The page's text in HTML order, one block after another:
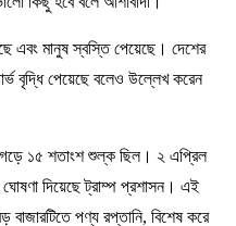
এবং মানুষ স্বস্তি পেয়েছে। দেশের
বৃদ্ধি পেয়েছে বলেও উল্লেখ করেন
গড়ে ১৫ শতাংশ শুল্ক ছিল। ২ এপ্রিল
দিয়েছে ট্রাম্প প্রশাসন। এই
বাজারটিতে পণ্য রপ্তানি, বিশেষ করে